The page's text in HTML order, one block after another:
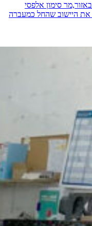
סימון אלפסי
את היישוב שהחל כמעברה